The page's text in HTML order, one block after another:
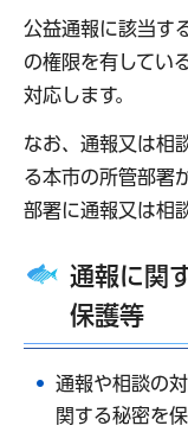
公益通報に該当す
の権限を有してい
対応します。
なお、通報又は相
る本市の所管部署
部署に通報又は相
通報に関
保護等
通報や相談の
関する秘密を保